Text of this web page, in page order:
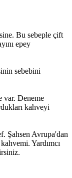
Bu sebeple çift
epey
sebebini
var. Deneme
kahveyi
Şahsen Avrupa'dan
Yardımcı